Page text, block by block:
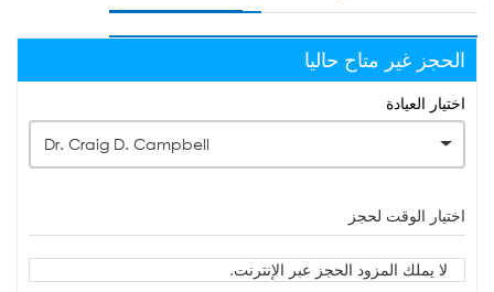
الحجز غير متاح حاليا
اختيار العيادة
Dr. Craig D. Campbell
اختيار الوقت لحجز
لا يملك المزود الحجز عبر الإنترنت.